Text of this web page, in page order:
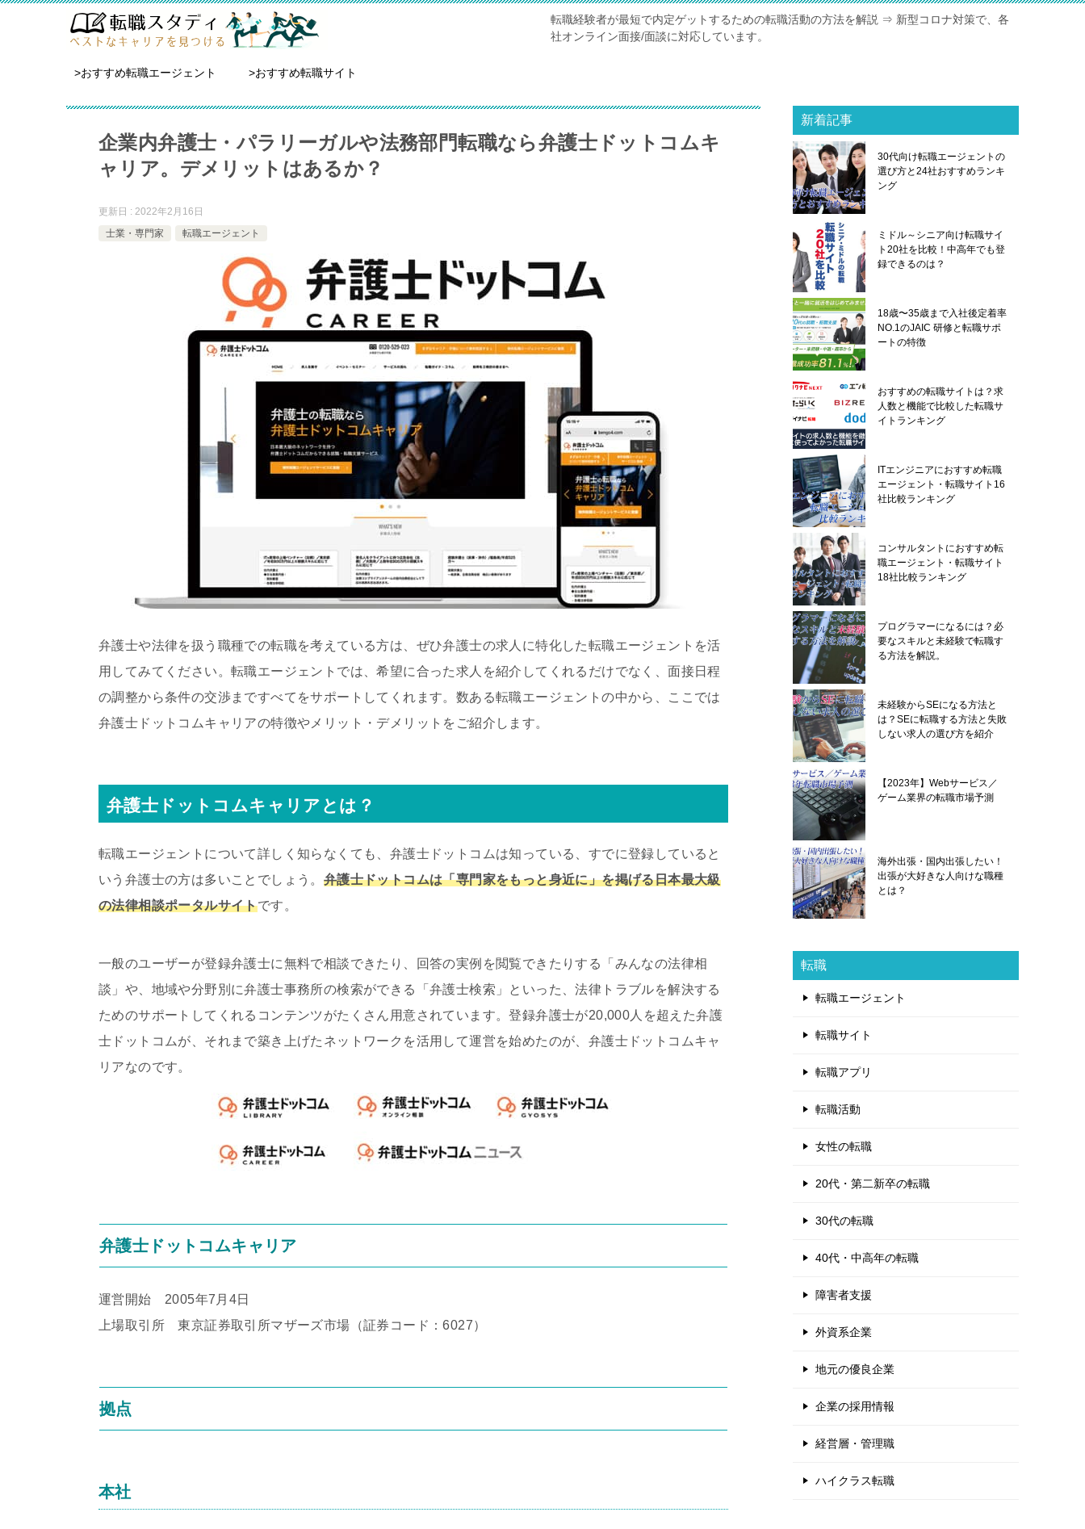
転職経験者が最短で内定ゲットするための転職活動の方法を解説 ⇒ 新型コロナ対策で、各
社オンライン面接/面談に対応しています。
>おすすめ転職エージェント >おすすめ転職サイト
企業内弁護士・パラリーガルや法務部門転職なら弁護士ドットコムキ
ャリア。デメリットはあるか？
更新日 : 2022年2月16日
士業・専門家
転職エージェント
弁護士や法律を扱う職種での転職を考えている方は、ぜひ弁護士の求人に特化した転職エージェントを活
用してみてください。転職エージェントでは、希望に合った求人を紹介してくれるだけでなく、面接日程
の調整から条件の交渉まですべてをサポートしてくれます。数ある転職エージェントの中から、ここでは
弁護士ドットコムキャリアの特徴やメリット・デメリットをご紹介します。
弁護士ドットコムキャリアとは？
転職エージェントについて詳しく知らなくても、弁護士ドットコムは知っている、すでに登録していると
いう弁護士の方は多いことでしょう。 弁護士ドットコムは「専門家をもっと身近に」を掲げる日本最大級
の法律相談ポータルサイトです。
一般のユーザーが登録弁護士に無料で相談できたり、回答の実例を閲覧できたりする「みんなの法律相
談」や、地域や分野別に弁護士事務所の検索ができる「弁護士検索」といった、法律トラブルを解決する
ためのサポートしてくれるコンテンツがたくさん用意されています。登録弁護士が20,000人を超えた弁護
士ドットコムが、それまで築き上げたネットワークを活用して運営を始めたのが、弁護士ドットコムキャ
リアなのです。
弁護士ドットコムキャリア
運営開始 2005年7月4日
上場取引所 東京証券取引所マザーズ市場（証券コード：6027）
拠点
本社
新着記事
30代向け転職エージェントの
選び方と24社おすすめランキ
ング
ミドル～シニア向け転職サイ
ト20社を比較！中高年でも登
録できるのは？
18歳〜35歳まで入社後定着率
NO.1のJAIC 研修と転職サポ
ートの特徴
おすすめの転職サイトは？求
人数と機能で比較した転職サ
イトランキング
ITエンジニアにおすすめ転職
エージェント・転職サイト16
社比較ランキング
コンサルタントにおすすめ転
職エージェント・転職サイト
18社比較ランキング
プログラマーになるには？必
要なスキルと未経験で転職す
る方法を解説。
未経験からSEになる方法と
は？SEに転職する方法と失敗
しない求人の選び方を紹介
【2023年】Webサービス／
ゲーム業界の転職市場予測
海外出張・国内出張したい！
出張が大好きな人向けな職種
とは？
転職
転職エージェント
転職サイト
転職アプリ
転職活動
女性の転職
20代・第二新卒の転職
30代の転職
40代・中高年の転職
障害者支援
外資系企業
地元の優良企業
企業の採用情報
経営層・管理職
ハイクラス転職